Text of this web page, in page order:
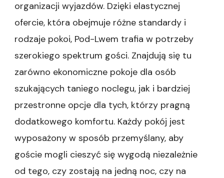
organizacji wyjazdów. Dzięki elastycznej
ofercie, która obejmuje różne standardy i
rodzaje pokoi, Pod-Lwem trafia w potrzeby
szerokiego spektrum gości. Znajdują się tu
zarówno ekonomiczne pokoje dla osób
szukających taniego noclegu, jak i bardziej
przestronne opcje dla tych, którzy pragną
dodatkowego komfortu. Każdy pokój jest
wyposażony w sposób przemyślany, aby
goście mogli cieszyć się wygodą niezależnie
od tego, czy zostają na jedną noc, czy na